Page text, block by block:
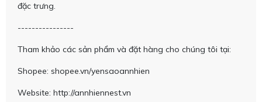
đặc trưng.
----------------
Tham khảo các sản phẩm và đặt hàng cho chúng tôi tại:
Shopee: shopee.vn/yensaoannhien
Website: http://annhiennest.vn